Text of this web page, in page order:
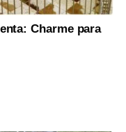
Charme para